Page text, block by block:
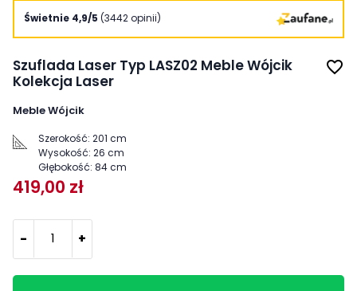
Świetnie 4,9/5 (3442 opinii)
Szuflada Laser Typ LASZ02 Meble Wójcik
Kolekcja Laser
favorite_border
Meble Wójcik
Szerokość: 201 cm
Wysokość: 26 cm
Głębokość: 84 cm
419,00 zł
- +